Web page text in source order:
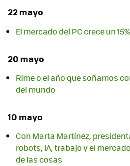
22 mayo
El mercado del PC crece un
20 mayo
Rime o el año que soñamos
del mundo
10 mayo
Con Marta Martínez,
robots, IA, trabajo y el
de las cosas